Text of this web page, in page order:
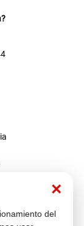
×
del